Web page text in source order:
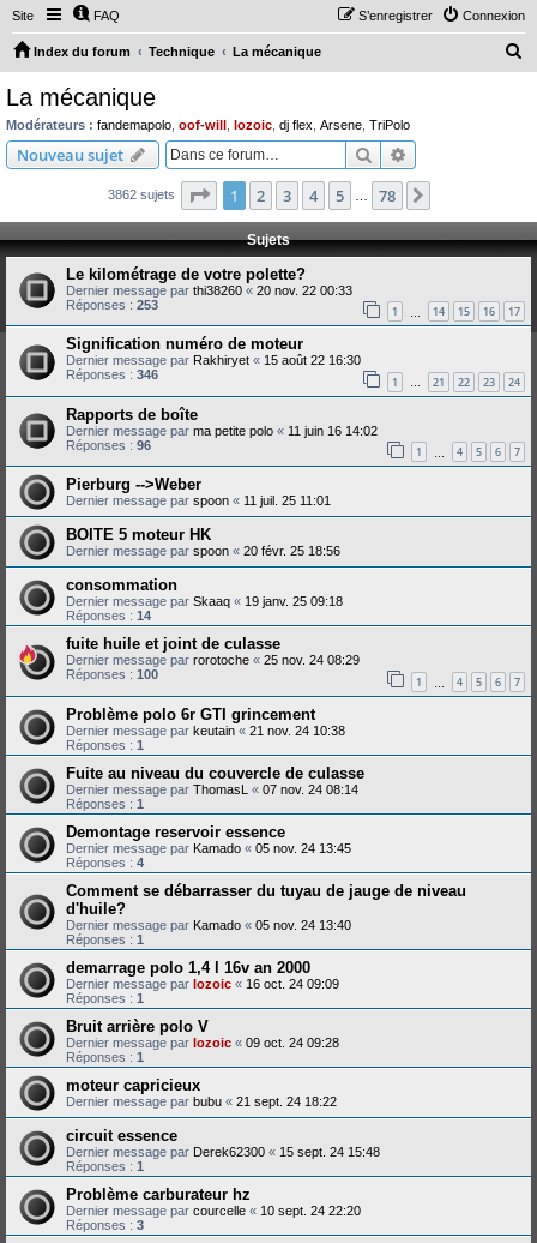
Site FAQ Connexion
S’enregistrer
Index du forum Technique La mécanique
c
h
La mécanique
Modérateurs : fandemapolo oof-will lozoic dj flex Arsene TriPolo
Nouveau sujet Rechercher
3862 sujets Page 1sur78
1 2 3 4 5 78
Sujets
Le kilométrage de votre polette?
Dernier message par thi38260 « 20 nov. 22 00:33
Réponses : 253 1 14 15 16 17
Signification numéro de moteur
Dernier message par Rakhiryet « 15 août 22 16:30
Réponses : 346 1 … 21 22 23 24
Rapports de boîte
Dernier message par ma petite polo « 11 juin 16 14:02
Réponses : 96 1 4 5 6 7
Pierburg -->Weber
Dernier message par spoon « 11 juil. 25 11:01
BOITE 5 moteur HK
Dernier message par spoon « 20 févr. 25 18:56
consommation
Dernier message par Skaaq « 19 janv. 25 09:18
Réponses : 14
fuite huile et joint de culasse
Dernier message par rorotoche « 25 nov. 24 08:29
Réponses : 100 1 4 5 6 7
Problème polo 6r GTI grincement
Dernier message par keutain « 21 nov. 24 10:38
Réponses : 1
Fuite au niveau du couvercle de culasse
Dernier message par ThomasL « 07 nov. 24 08:14
Réponses : 1
Demontage reservoir essence
Dernier message par Kamado « 05 nov. 24 13:45
Réponses : 4
Comment se débarrasser du tuyau de jauge de niveau
d'huile?
Dernier message par Kamado « 05 nov. 24 13:40
Réponses : 1
demarrage polo 1,4 l 16v an 2000
Dernier message par lozoic « 16 oct. 24 09:09
Réponses : 1
Bruit arrière polo V
Dernier message par lozoic « 09 oct. 24 09:28
Réponses : 1
moteur capricieux
Dernier message par bubu « 21 sept. 24 18:22
circuit essence
Dernier message par Derek62300 « 15 sept. 24 15:48
Réponses : 1
Problème carburateur hz
Dernier message par courcelle « 10 sept. 24 22:20
Réponses : 3